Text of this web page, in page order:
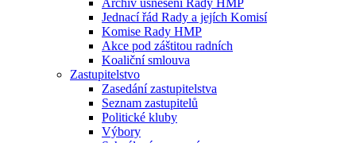
Archiv usnesení Rady HMP
Jednací řád Rady a jejích Komisí
Komise Rady HMP
Akce pod záštitou radních
Koaliční smlouva
Zastupitelstvo
Zasedání zastupitelstva
Seznam zastupitelů
Politické kluby
Výbory